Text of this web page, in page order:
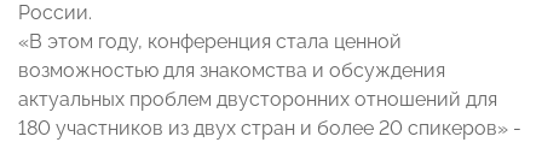
России.
«В этом году, конференция стала ценной
возможностью для знакомства и обсуждения
актуальных проблем двусторонних отношений для
180 участников из двух стран и более 20 спикеров» -